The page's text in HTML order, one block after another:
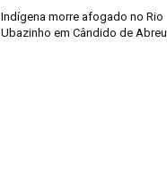
Indígena morre afogado no Rio
Ubazinho em Cândido de Abreu